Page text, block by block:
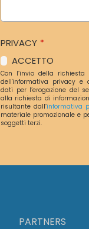
PRIVACY *
ACCETTO
Con l’invio della
dell'informativa privacy e
dati per l’erogazione del
alla richiesta di
risultante dall’informativa
materiale promozionale e
soggetti terzi.
PARTNERS